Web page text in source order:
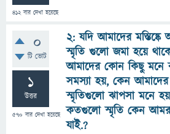
412বার দেখা হয়েছে
0
টি ভোট
1
উত্তর
570 বার দেখা হয়েছে
২: যদি আমাদের মস্তিষ্কে
স্মৃতি গুলো জমা হয়ে
আমাদের কোন কিছু মনে
সমস্যা হয়, কেন আমাদের
স্মৃতিগুলো ঝাপসা মনে
কতগুলো স্মৃতি কেন
যাই.?